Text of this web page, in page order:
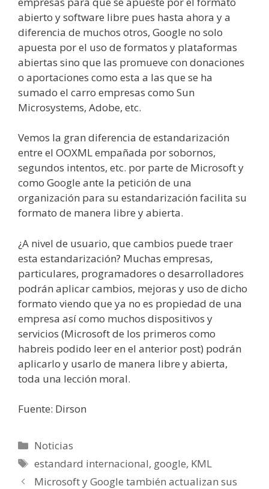
abierto y software libre pues hasta ahora y a
diferencia de muchos otros, Google no solo
apuesta por el uso de formatos y plataformas
abiertas sino que las promueve con donaciones
o aportaciones como esta a las que se ha
sumado el carro empresas como Sun
Microsystems, Adobe, etc.
Vemos la gran diferencia de estandarización
entre el OOXML empañada por sobornos,
segundos intentos, etc. por parte de Microsoft y
como Google ante la petición de una
organización para su estandarización facilita su
formato de manera libre y abierta.
¿A nivel de usuario, que cambios puede traer
esta estandarización? Muchas empresas,
particulares, programadores o desarrolladores
podrán aplicar cambios, mejoras y uso de dicho
formato viendo que ya no es propiedad de una
empresa así como muchos dispositivos y
servicios (Microsoft de los primeros como
habreis podido leer en el anterior post) podrán
aplicarlo y usarlo de manera libre y abierta,
toda una lección moral.
Fuente: Dirson
Categorías
Noticias
Etiquetas
estandard internacional, google, KML
Microsoft y Google también actualizan sus